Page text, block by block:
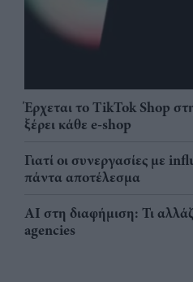
Έρχεται το TikTok Shop
ξέρει κάθε e-shop
Γιατί οι συνεργασίες με
πάντα αποτέλεσμα
AI στη διαφήμιση: Τι
agencies